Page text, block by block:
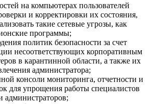
на компьютерах пользователей
и корректировки их состояния,
такие сетевые угрозы, как
программы;
политик безопасности за счет
несоответствующих корпоративным
в карантинной области, а также их
администратора;
консоли мониторинга, отчетности и
для упрощения работы специалистов